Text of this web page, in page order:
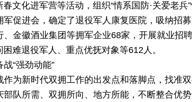
春文化进军营等活动，组织“情系国防·关爱老
促进会，确定了退役军人康复医院，吸纳招
金徽酒业集团等拥军企业68家，开展就业招
难退役军人、重点优抚对象等612人。
“强劲动能”
作为新时代双拥工作的出发点和落脚点，找准
队所需、双拥所向、地方所能，不断整合优